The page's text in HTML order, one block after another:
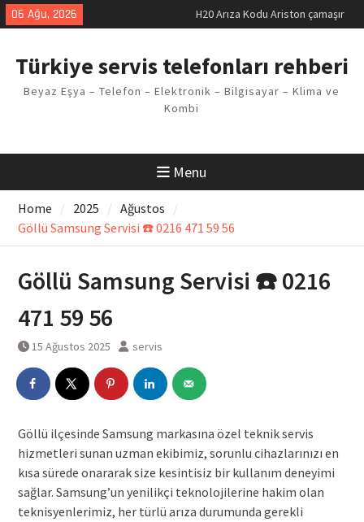
Skip
to
06 Ağu, 2026
LG kombi E2 Arızası Çözümü
Çözüm Yöntemleri
Vaillant çamaşır makinesi E03
Arıza Kodu
Ferroli klima E3 Arızası Çözümü
Türkiye servis telefonları rehberi
Beyaz Eşya – Telefon – Elektronik – Bilgisayar – Klima ve
Kombi
Menu
Home 2025
Ağustos
Göllü Samsung Servisi ☎️ 0216 471 59 56
Göllü Samsung Servisi ☎️ 0216
471 59 56
15 Ağustos 2025 servis
Göllü ilçesinde Samsung markasına özel teknik servis
hizmetleri sunan uzman ekibimiz, sorunlu cihazlarınızı en
kısa sürede onararak size kesintisiz bir kullanım deneyimi
sağlar. Samsung’un yenilikçi teknolojilerine hakim olan
teknisyenlerimiz, her türlü arıza durumunda gerekli